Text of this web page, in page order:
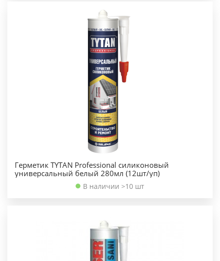
Герметик TYTAN Professional силиконовый
универсальный белый 280мл (12шт/уп)
В наличии >10 шт